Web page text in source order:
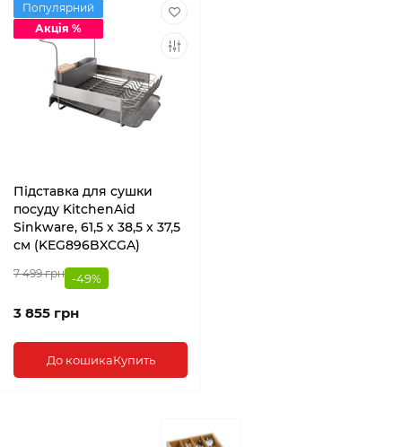
Популярний
Акція %
Підставка для сушки
посуду KitchenAid
Sinkware, 61,5 x 38,5 x 37,5
см (KEG896BXCGA)
7 499 грн -49%
3 855 грн
До кошикаКупить